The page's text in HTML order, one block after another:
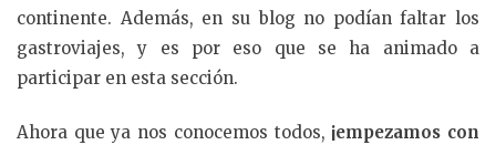
continente. Además, en su blog no podían faltar los
gastroviajes, y es por eso que se ha animado a
participar en esta sección.
Ahora que ya nos conocemos todos, ¡empezamos con